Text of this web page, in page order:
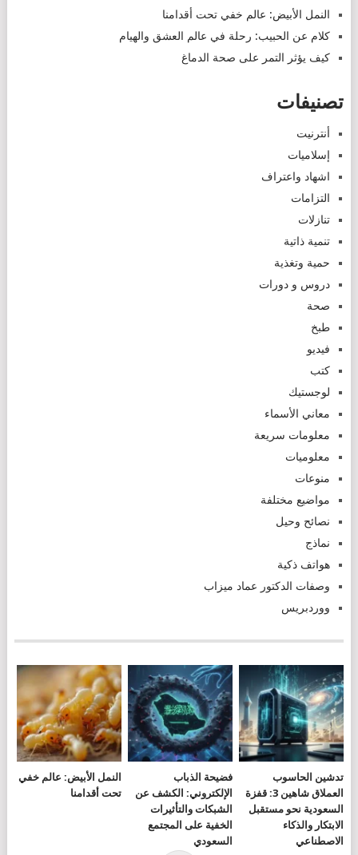
النمل الأبيض: عالم خفي تحت أقدامنا
كلام عن الحبيب: رحلة في عالم العشق والهيام
كيف يؤثر التمر على صحة الدماغ
تصنيفات
أنترنيت
إسلاميات
اشهاد واعتراف
التزامات
تنازلات
تنمية ذاتية
حمية وتغذية
دروس و دورات
صحة
طبخ
فيديو
كتب
لوجستيك
معاني الأسماء
معلومات سريعة
معلوميات
منوعات
مواضيع مختلفة
نصائح وحيل
نماذج
هواتف ذكية
وصفات الدكتور عماد ميزاب
ووردبريس
تدشين الحاسوب
العملاق شاهين 3: قفزة
السعودية نحو مستقبل
الابتكار والذكاء
الاصطناعي
فضيحة الذباب
الإلكتروني: الكشف عن
الشبكات والتأثيرات
الخفية على المجتمع
السعودي
النمل الأبيض: عالم خفي
تحت أقدامنا